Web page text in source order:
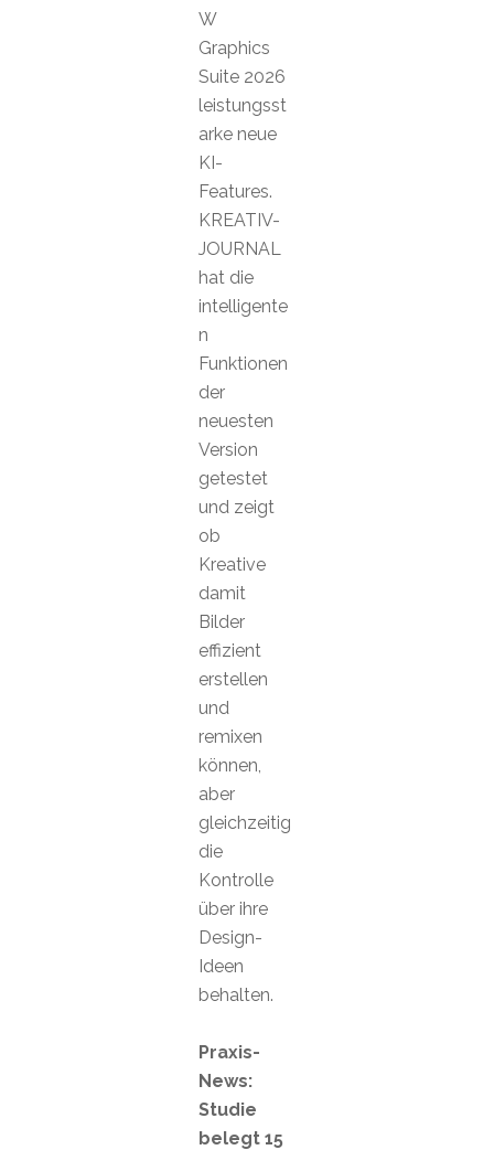
W
Graphics
Suite 2026
leistungsst
arke neue
KI-
Features.
KREATIV-
JOURNAL
hat die
intelligente
n
Funktionen
der
neuesten
Version
getestet
und zeigt
ob
Kreative
damit
Bilder
effizient
erstellen
und
remixen
können,
aber
gleichzeitig
die
Kontrolle
über ihre
Design-
Ideen
behalten.
Praxis-
News:
Studie
belegt 15